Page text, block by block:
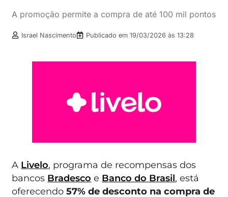
A promoção permite a compra de até 100 mil pontos
Israel Nascimento Publicado em19/03/2026 às 13:28
A Livelo, programa de recompensas dos
bancos Bradesco e Banco do Brasil, está
oferecendo57% de desconto na compra de